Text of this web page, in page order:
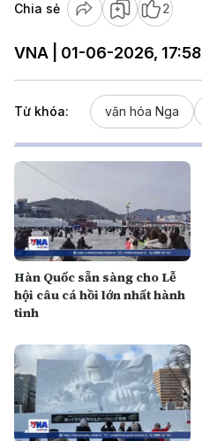
Chia sẻ 2
VNA | 01-06-2026, 17:58
Từ khóa: văn hóa Nga
Hàn Quốc sẵn sàng cho Lễ
hội câu cá hồi lớn nhất hành
tinh